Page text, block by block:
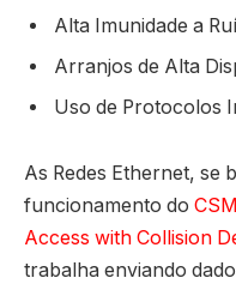
Alta Imunidade a
Arranjos de Alta
Uso de Protocolos
As Redes Ethernet, se
funcionamento do
Access with Collision
trabalha enviando